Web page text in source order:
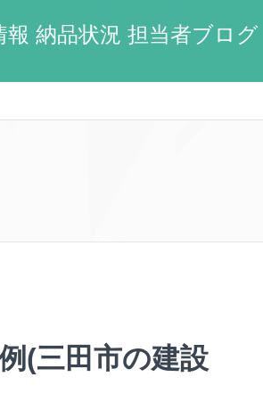
納品状況 担当者ブログ
(三田市の建設